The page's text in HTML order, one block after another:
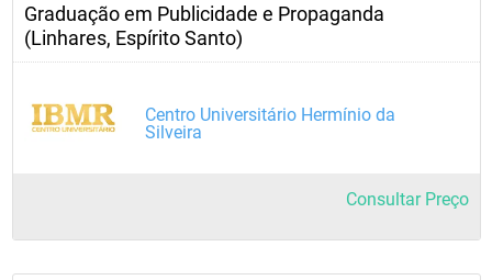
Graduação em Publicidade e Propaganda
(Linhares, Espírito Santo)
Centro Universitário Hermínio da
Silveira
Consultar Preço